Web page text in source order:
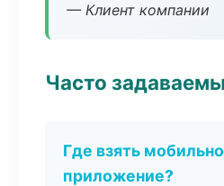
— Клиент компании
Часто
Где взять
приложение?